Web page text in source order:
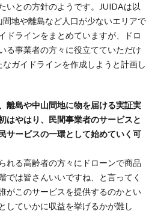
いとの方針のようです。JUIDAは以
地や離島など人口が少ないエリアで
ドラインをまとめていますが、ドロ
る事業者の方々に役立てていただけ
ガイドラインを作成しようと計画し
島や中山間地に物を届ける実証実
はやはり、民間事業者のサービスと
サービスの一環として始めていく可
れる高齢者の方々にドローンで商品
では皆さんいいですね、と言ってく
がこのサービスを提供するのかとい
していかに収益を挙げるかが難し